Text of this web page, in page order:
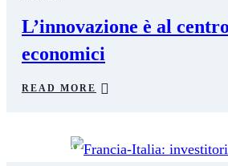
L’innovazione è al
economici
READ MORE
MAR